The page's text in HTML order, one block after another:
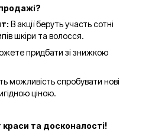
В акції беруть участь сотні
шкіри та волосся.
придбати зі знижкою
можливість спробувати нові
ціною.
краси та досконалості!